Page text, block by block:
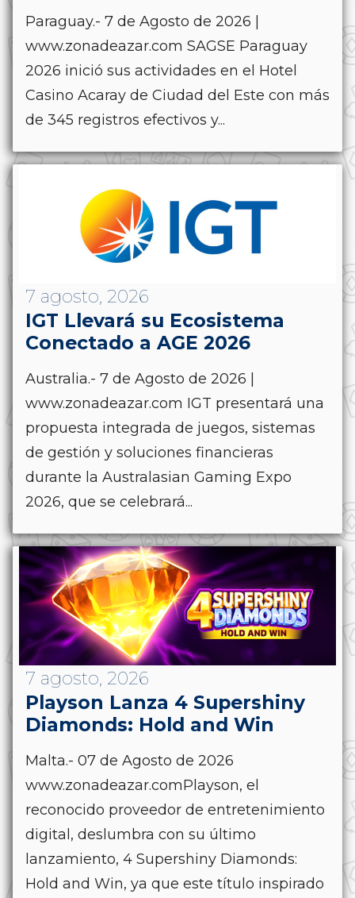
Paraguay.- 7 de Agosto de 2026 |
www.zonadeazar.com SAGSE Paraguay
2026 inició sus actividades en el Hotel
Casino Acaray de Ciudad del Este con más
de 345 registros efectivos y...
7 agosto, 2026
IGT Llevará su Ecosistema
Conectado a AGE 2026
Australia.- 7 de Agosto de 2026 |
www.zonadeazar.com IGT presentará una
propuesta integrada de juegos, sistemas
de gestión y soluciones financieras
durante la Australasian Gaming Expo
2026, que se celebrará...
7 agosto, 2026
Playson Lanza 4 Supershiny
Diamonds: Hold and Win
Malta.- 07 de Agosto de 2026
www.zonadeazar.comPlayson, el
reconocido proveedor de entretenimiento
digital, deslumbra con su último
lanzamiento, 4 Supershiny Diamonds:
Hold and Win, ya que este título inspirado